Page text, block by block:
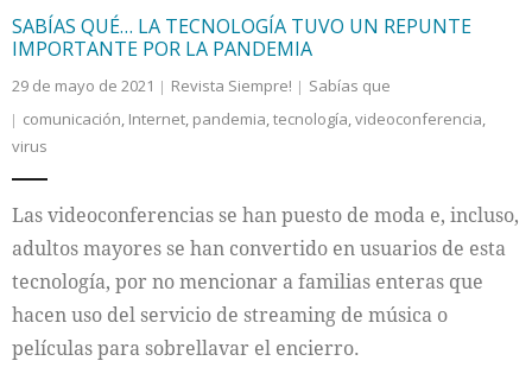
SABÍAS QUÉ… LA TECNOLOGÍA TUVO UN REPUNTE
IMPORTANTE POR LA PANDEMIA
29 de mayo de 2021 Revista Siempre!
Sabías que
comunicación, Internet, pandemia,tecnología,videoconferencia,
virus
Las videoconferencias se han puesto de moda e, incluso,
adultos mayores se han convertido en usuarios de esta
tecnología, por no mencionar a familias enteras que
hacen uso del servicio de streaming de música o
películas para sobrellavar el encierro.